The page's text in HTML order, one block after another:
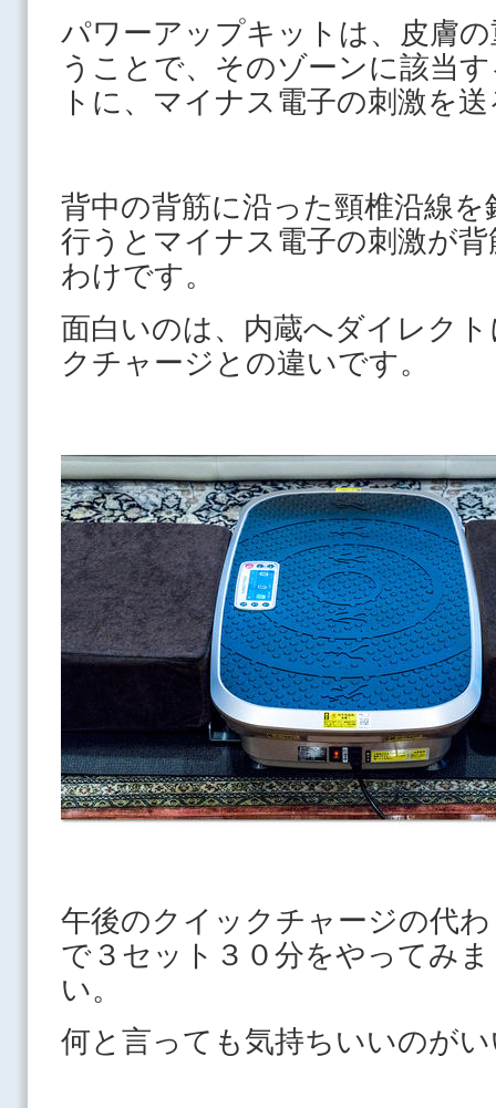
パワーアップキットは、皮膚
うことで、そのゾーンに該当
トに、マイナス電子の刺激を
背中の背筋に沿った頸椎沿線
行うとマイナス電子の刺激が
わけです。
面白いのは、内蔵へダイレク
クチャージとの違いです。
午後のクイックチャージの代
で３セット３０分をやってみ
い。
何と言っても気持ちいいのが